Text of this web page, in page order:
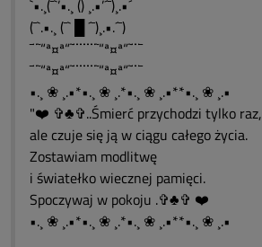
`•.¸(¯`’•.¸ () ¸.•’´¯)¸.•´
(¯`.•.¸ (¯` █ ´¯)¸.•.´¯)
¯¨˜“ª¤ª“˜¨¨¨¨¨¨˜“ª¤ª“˜¨¨¯
¯¨˜“ª¤ª“˜¨¨¨¨¨¨˜“ª¤ª“˜¨¨¯
•.¸ ❀ ¸.•*•.¸ ❀ ¸.*•.¸ ❀ ¸.•**•.¸ ❀ ¸.•
"❤️ ✞♣✞..Śmierć przychodzi tylko raz,
ale czuje się ją w ciągu całego życia.
Zostawiam modlitwę
i światełko wiecznej pamięci.
Spoczywaj w pokoju .✞♣✞ ❤️
•.¸ ❀ ¸.•*•.¸ ❀ ¸.*•.¸ ❀ ¸.•**•.¸ ❀ ¸.•